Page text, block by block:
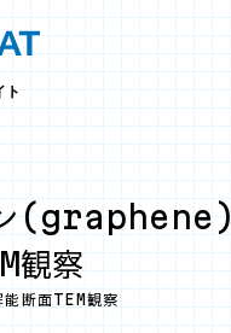
ト
ン(graphene)
観察
断面TEM観察